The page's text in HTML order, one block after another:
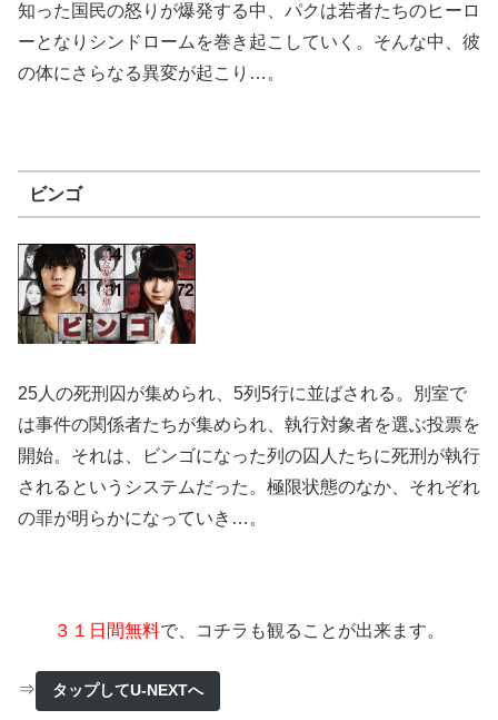
知った国民の怒りが爆発する中、パクは若者たちのヒーロ
ーとなりシンドロームを巻き起こしていく。そんな中、彼
の体にさらなる異変が起こり…。
ビンゴ
25人の死刑囚が集められ、5列5行に並ばされる。別室で
は事件の関係者たちが集められ、執行対象者を選ぶ投票を
開始。それは、ビンゴになった列の囚人たちに死刑が執行
されるというシステムだった。極限状態のなか、それぞれ
の罪が明らかになっていき…。
３１日間無料で、コチラも観ることが出来ます。
⇒ タップしてU-NEXTへ